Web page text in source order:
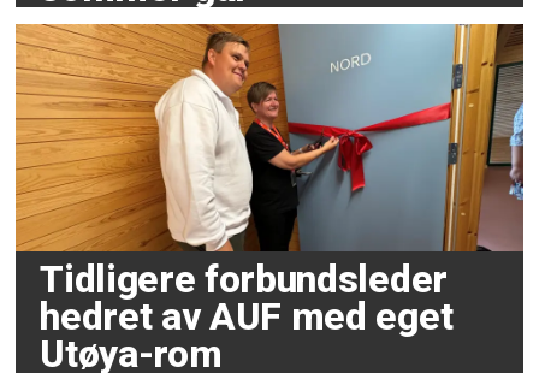
Tidligere forbundsleder
hedret av AUF med eget
Utøya-rom